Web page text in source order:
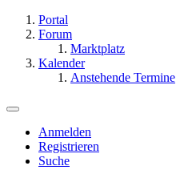
Portal
Forum
Marktplatz
Kalender
Anstehende Termine
Anmelden
Registrieren
Suche